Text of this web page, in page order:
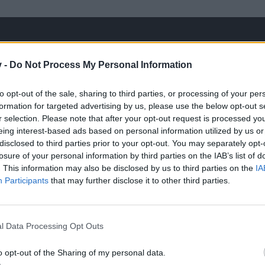
- Do Not Process My Personal Information
opt-out of the sale, sharing to third parties, or processing of your
for targeted advertising by us, please use the below opt-out
selection. Please note that after your opt-out request is processed
interest-based ads based on personal information utilized by us
to third parties prior to your opt-out. You may separately
of your personal information by third parties on the IAB’s list of
This information may also be disclosed by us to third parties on the
Participants that may further disclose it to other third parties.
Data Processing Opt Outs
opt-out of the Sharing of my personal data.
Ich rede von dem Item " Harpunenwerfer-Überladung " und nicht von
habe ich dieses auch nicht zitiert....Dein Thema/Frage wurde ich
und ich kriege kein ggschaden und mache auch nicht mehr schaden.
gemacht habt. Ihr sagt das ihr Bugs behebt aber es kommen immer wieder neue.
(Tests) beantworten